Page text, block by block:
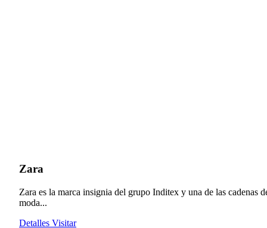
Zara
Zara es la marca insignia del grupo Inditex y una de las cadenas
moda...
Detalles Visitar